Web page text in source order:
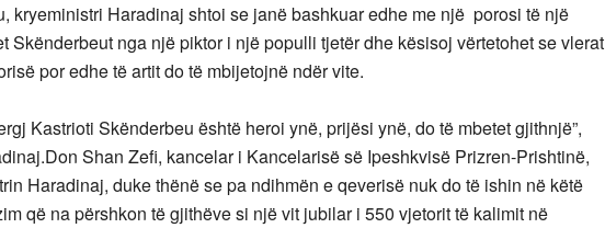
kryeministri Haradinaj shtoi se janë bashkuar edhe me një porosi të një
Skënderbeut nga një piktor i një populli tjetër dhe kësisoj vërtetohet se vlerat
por edhe të artit do të mbijetojnë ndër vite.
Kastrioti Skënderbeu është heroi ynë, prijësi ynë, do të mbetet gjithnjë”,
Shan Zefi, kancelar i Kancelarisë së Ipeshkvisë Prizren-Prishtinë,
Haradinaj, duke thënë se pa ndihmën e qeverisë nuk do të ishin në këtë
që na përshkon të gjithëve si një vit jubilar i 550 vjetorit të kalimit në